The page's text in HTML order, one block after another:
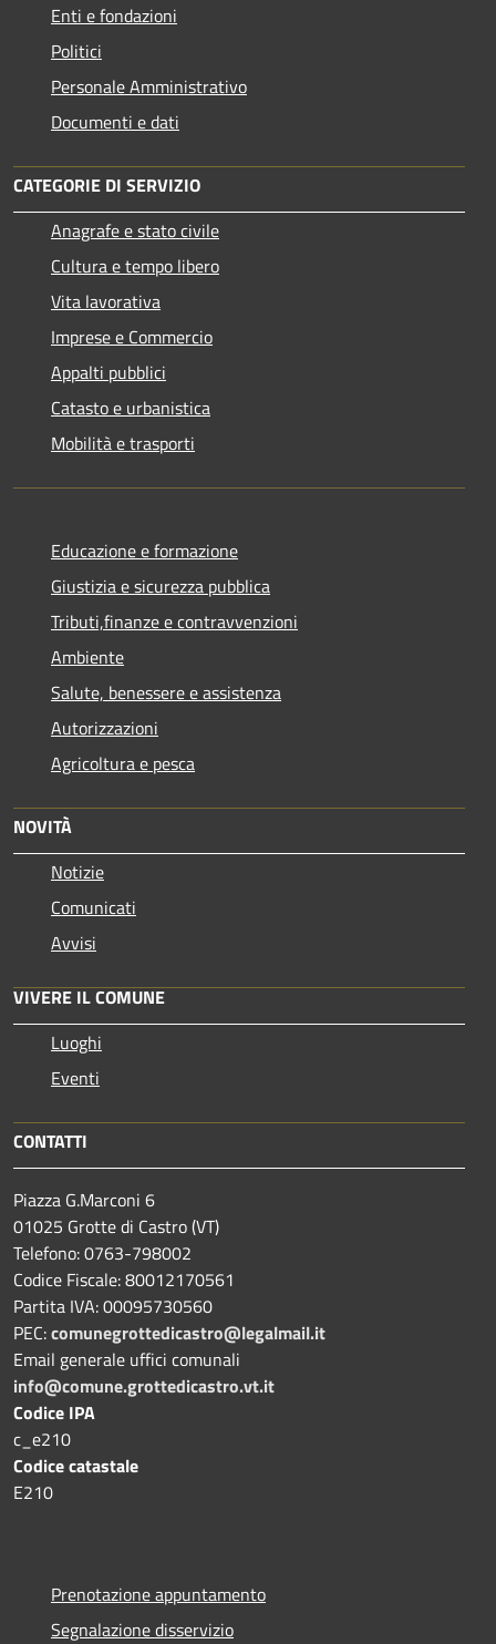
Enti e fondazioni
Politici
Personale Amministrativo
Documenti e dati
CATEGORIE DI SERVIZIO
Anagrafe e stato civile
Cultura e tempo libero
Vita lavorativa
Imprese e Commercio
Appalti pubblici
Catasto e urbanistica
Mobilità e trasporti
Educazione e formazione
Giustizia e sicurezza pubblica
Tributi,finanze e contravvenzioni
Ambiente
Salute, benessere e assistenza
Autorizzazioni
Agricoltura e pesca
NOVITÀ
Notizie
Comunicati
Avvisi
VIVERE IL COMUNE
Luoghi
Eventi
CONTATTI
Piazza G.Marconi 6
01025 Grotte di Castro (VT)
Telefono: 0763-798002
Codice Fiscale: 80012170561
Partita IVA: 00095730560
PEC:comunegrottedicastro@legalmail.it
Email generale uffici comunali
info@comune.grottedicastro.vt.it
Codice IPA
c_e210
Codice catastale
E210
Prenotazione appuntamento
Segnalazione disservizio